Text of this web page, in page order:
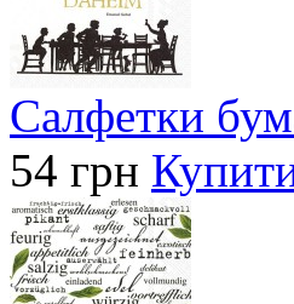
Салфетки
54 грн